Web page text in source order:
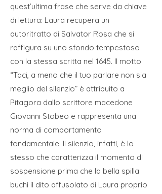
quest’ultima frase che serve da chiave
di lettura: Laura recupera un
autoritratto di Salvator Rosa che si
raffigura su uno sfondo tempestoso
con la stessa scritta nel 1645. Il motto
“Taci, a meno che il tuo parlare non sia
meglio del silenzio” è attribuito a
Pitagora dallo scrittore macedone
Giovanni Stobeo e rappresenta una
norma di comportamento
fondamentale. Il silenzio, infatti, è lo
stesso che caratterizza il momento di
sospensione prima che la bella spilla
buchi il dito affusolato di Laura proprio